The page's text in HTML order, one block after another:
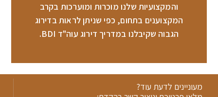
והמקצועיות שלנו מוכרות ומוערכות בקרב
המקצוענים בתחום, כפי שניתן לראות בדירוג
הגבוה שקיבלנו במדריך דירוג עוה"ד BDI.
מעוניינים לדעת עוד?